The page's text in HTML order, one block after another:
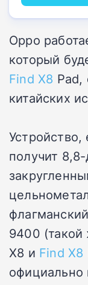
Oppo
который
Find X8 Pad,
китайских
Устройство,
получит
9400 (такой
X8 и Find X8
официально